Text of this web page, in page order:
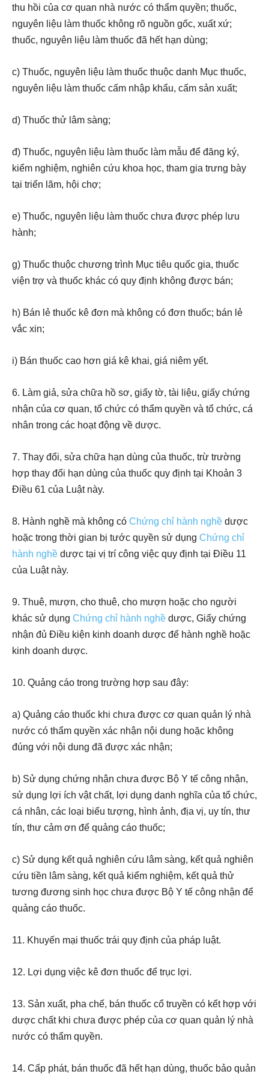
thu hồi của cơ quan nhà nước có thẩm quyền; thuốc,
nguyên liệu làm thuốc không rõ nguồn gốc, xuất xứ;
thuốc, nguyên liệu làm thuốc đã hết hạn dùng;
c) Thuốc, nguyên liệu làm thuốc thuộc danh Mục thuốc,
nguyên liệu làm thuốc cấm nhập khẩu, cấm sản xuất;
d) Thuốc thử lâm sàng;
đ) Thuốc, nguyên liệu làm thuốc làm mẫu để đăng ký,
kiểm nghiệm, nghiên cứu khoa học, tham gia trưng bày
tại triển lãm, hội chợ;
e) Thuốc, nguyên liệu làm thuốc chưa được phép lưu
hành;
g) Thuốc thuộc chương trình Mục tiêu quốc gia, thuốc
viện trợ và thuốc khác có quy định không được bán;
h) Bán lẻ thuốc kê đơn mà không có đơn thuốc; bán lẻ
vắc xin;
i) Bán thuốc cao hơn giá kê khai, giá niêm yết.
6. Làm giả, sửa chữa hồ sơ, giấy tờ, tài liệu, giấy chứng
nhận của cơ quan, tổ chức có thẩm quyền và tổ chức, cá
nhân trong các hoạt động về dược.
7. Thay đổi, sửa chữa hạn dùng của thuốc, trừ trường
hợp thay đổi hạn dùng của thuốc quy định tại Khoản 3
Điều 61 của Luật này.
8. Hành nghề mà không có Chứng chỉ hành nghề dược
hoặc trong thời gian bị tước quyền sử dụng Chứng chỉ
hành nghề dược tại vị trí công việc quy định tại Điều 11
của Luật này.
9. Thuê, mượn, cho thuê, cho mượn hoặc cho người
khác sử dụng Chứng chỉ hành nghề dược, Giấy chứng
nhận đủ Điều kiện kinh doanh dược để hành nghề hoặc
kinh doanh dược.
10. Quảng cáo trong trường hợp sau đây:
a) Quảng cáo thuốc khi chưa được cơ quan quản lý nhà
nước có thẩm quyền xác nhận nội dung hoặc không
đúng với nội dung đã được xác nhận;
b) Sử dụng chứng nhận chưa được Bộ Y tế công nhận,
sử dụng lợi ích vật chất, lợi dụng danh nghĩa của tổ chức,
cá nhân, các loại biểu tượng, hình ảnh, địa vị, uy tín, thư
tín, thư cảm ơn để quảng cáo thuốc;
c) Sử dụng kết quả nghiên cứu lâm sàng, kết quả nghiên
cứu tiền lâm sàng, kết quả kiểm nghiệm, kết quả thử
tương đương sinh học chưa được Bộ Y tế công nhận để
quảng cáo thuốc.
11. Khuyến mại thuốc trái quy định của pháp luật.
12. Lợi dụng việc kê đơn thuốc để trục lợi.
13. Sản xuất, pha chế, bán thuốc cổ truyền có kết hợp với
dược chất khi chưa được phép của cơ quan quản lý nhà
nước có thẩm quyền.
14. Cấp phát, bán thuốc đã hết hạn dùng, thuốc bảo quản